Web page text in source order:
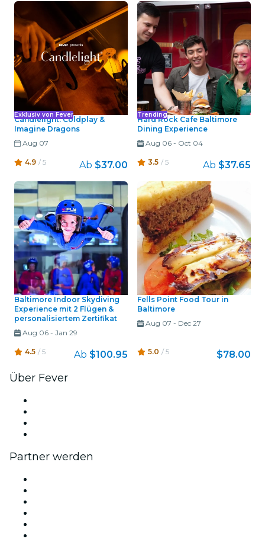
Exklusiv von Fever
Candlelight: Coldplay &
Imagine Dragons
Aug 07
4.9 / 5 Ab $37.00
Trending
Hard Rock Cafe Baltimore
Dining Experience
Aug 06- Oct 04
3.5 / 5 Ab $37.65
Baltimore Indoor Skydiving
Experience mit 2 Flügen &
personalisiertem Zertifikat
Aug 06- Jan 29
4.5 / 5 Ab $100.95
Fells Point Food Tour in
Baltimore
Aug 07 - Dec 27
5.0 / 5 $78.00
Über Fever
Partner werden